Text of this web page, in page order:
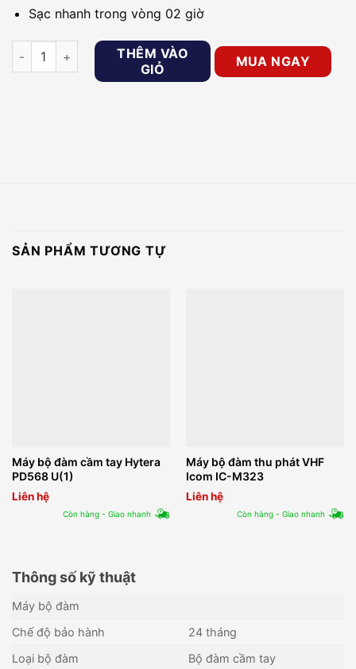
Sạc nhanh trong vòng 02 giờ
Máy bộ đàm Kenwood TK-2317/TK3317 số lượng
THÊM VÀO
GIỎ
MUA NGAY
SẢN PHẨM TƯƠNG TỰ
Máy bộ đàm cầm tay Hytera
PD568 U(1)
Liên hệ
Còn hàng - Giao nhanh
Máy bộ đàm thu phát VHF
Icom IC-M323
Liên hệ
Còn hàng - Giao nhanh
Thông số kỹ thuật
Máy bộ đàm
Chế độ bảo hành
24 tháng
Loại bộ đàm
Bộ đàm cầm tay